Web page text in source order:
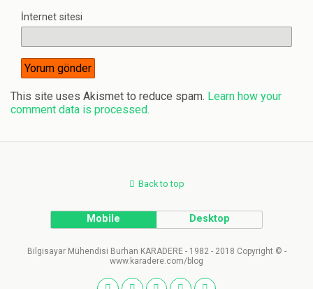
İnternet sitesi
This site uses Akismet to reduce spam. Learn how your
comment data is processed.
Back to top
Mobile Desktop
Bilgisayar Mühendisi Burhan KARADERE - 1982 - 2018 Copyright © -
www.karadere.com/blog